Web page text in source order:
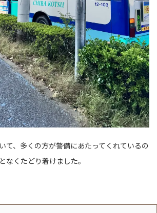
て、多くの方が警備にあたってくれているの
なくたどり着けました。